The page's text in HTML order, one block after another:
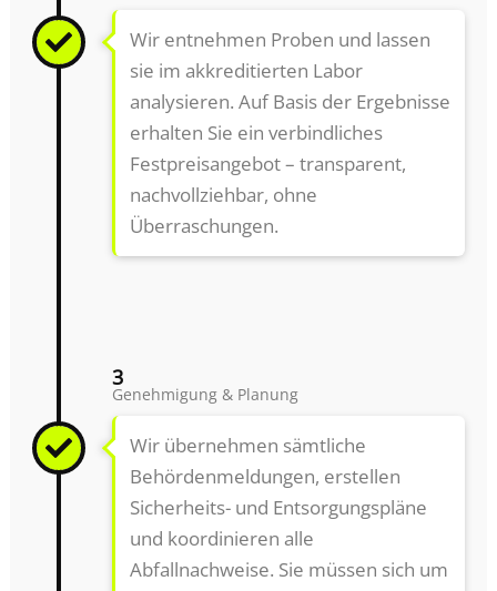
Wir entnehmen Proben und lassen
sie im akkreditierten Labor
analysieren. Auf Basis der Ergebnisse
erhalten Sie ein verbindliches
Festpreisangebot – transparent,
nachvollziehbar, ohne
Überraschungen.
3
Genehmigung & Planung
Wir übernehmen sämtliche
Behördenmeldungen, erstellen
Sicherheits- und Entsorgungspläne
und koordinieren alle
Abfallnachweise. Sie müssen sich um